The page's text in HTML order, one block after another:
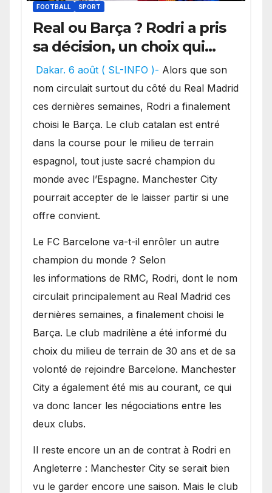
FOOTBALL SPORT
Real ou Barça ? Rodri a pris
sa décision, un choix qui
pourrait faire grand bruit
sur le marché des
transferts.
Dakar. 6 août ( SL-INFO )- Alors que son
nom circulait surtout du côté du Real Madrid
ces dernières semaines, Rodri a finalement
choisi le Barça. Le club catalan est entré
dans la course pour le milieu de terrain
espagnol, tout juste sacré champion du
monde avec l’Espagne. Manchester City
pourrait accepter de le laisser partir si une
offre convient.
​Le FC Barcelone va-t-il enrôler un autre
champion du monde ? Selon
les informations de RMC, Rodri, dont le nom
circulait principalement au Real Madrid ces
dernières semaines, a finalement choisi le
Barça. Le club madrilène a été informé du
choix du milieu de terrain de 30 ans et de sa
volonté de rejoindre Barcelone. Manchester
City a également été mis au courant, ce qui
va donc lancer les négociations entre les
deux clubs.
​Il reste encore un an de contrat à Rodri en
Angleterre : Manchester City se serait bien
vu le garder encore une saison. Mais le club